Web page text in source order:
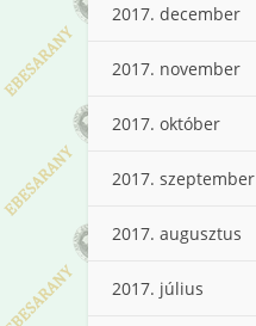
2017. december
2017. november
2017. október
2017. szeptember
2017. augusztus
2017. július